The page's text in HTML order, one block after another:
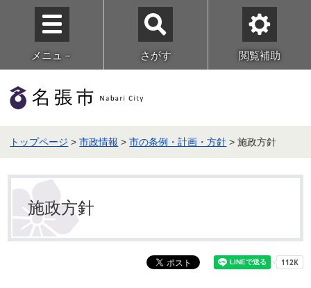
メニュ－ さがす 閲覧補助
トップページ >市政情報 >市の条例・計画・方針 > 施政方針
施政方針